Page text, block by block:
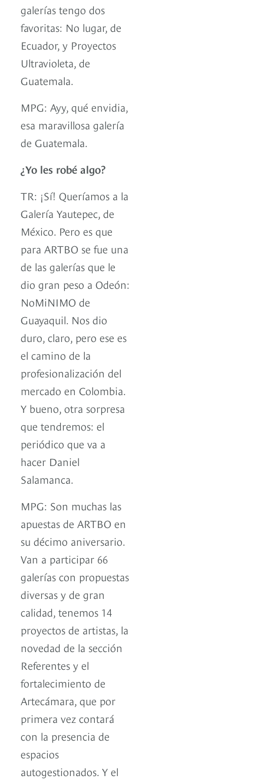
galerías tengo dos
favoritas: No lugar, de
Ecuador, y Proyectos
Ultravioleta, de
Guatemala.
MPG: Ayy, qué envidia,
esa maravillosa galería
de Guatemala.
¿Yo les robé algo?
TR: ¡Sí! Queríamos a la
Galería Yautepec, de
México. Pero es que
para ARTBO se fue una
de las galerías que le
dio gran peso a Odeón:
NoMiNIMO de
Guayaquil. Nos dio
duro, claro, pero ese es
el camino de la
profesionalización del
mercado en Colombia.
Y bueno, otra sorpresa
que tendremos: el
periódico que va a
hacer Daniel
Salamanca.
MPG: Son muchas las
apuestas de ARTBO en
su décimo aniversario.
Van a participar 66
galerías con propuestas
diversas y de gran
calidad, tenemos 14
proyectos de artistas, la
novedad de la sección
Referentes y el
fortalecimiento de
Artecámara, que por
primera vez contará
con la presencia de
espacios
autogestionados. Y el